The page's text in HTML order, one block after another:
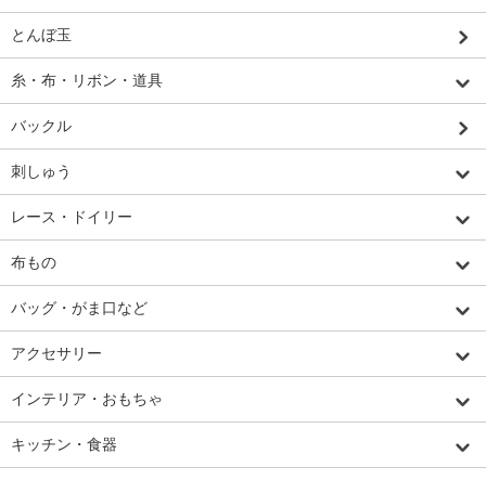
とんぼ玉
糸・布・リボン・道具
バックル
刺しゅう
レース・ドイリー
布もの
バッグ・がま口など
アクセサリー
インテリア・おもちゃ
キッチン・食器